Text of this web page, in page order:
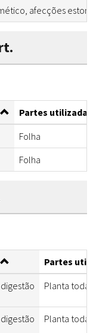
afecções
Partes utilizadas
Folha
Folha
Partes
Planta toda
Planta toda